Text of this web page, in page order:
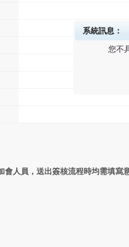
會人員，送出簽核流程時均需填寫
系統訊息：
您不